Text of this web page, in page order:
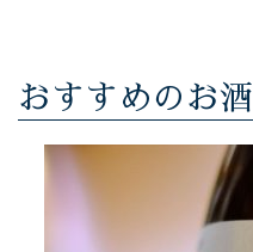
おすすめのお酒